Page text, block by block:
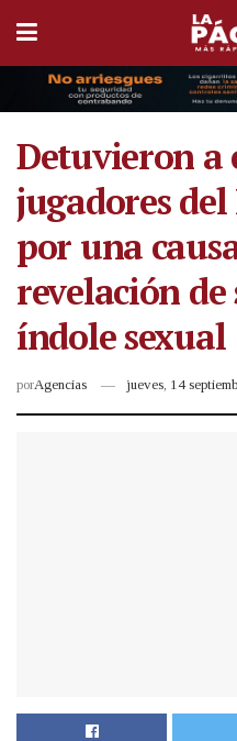
Detuvieron a
jugadores
por una
revelación de
índole sexual
porAgencias jueves, 14